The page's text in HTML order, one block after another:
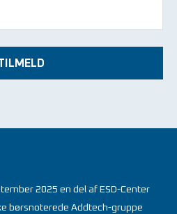
2025 en del af ESD-Center
børsnoterede Addtech-gruppe